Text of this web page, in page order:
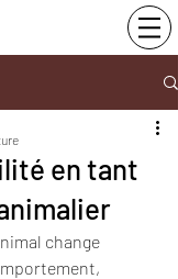
en tant
change